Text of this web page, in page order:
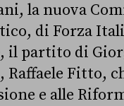
la nuova
di Forza
il partito di
Raffaele Fitto,
e alle